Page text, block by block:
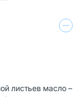
листьев масло –